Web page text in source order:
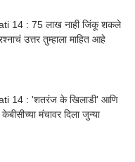
14 : 75 लाख नाही जिंकू शकले
उत्तर तुम्हाला माहित आहे
14 : 'शतरंज के खिलाडी' आणि
मंचावर दिला जुन्या